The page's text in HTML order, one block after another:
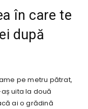
în care te
după
pe metru pătrat,
uita la două
ai o grădină